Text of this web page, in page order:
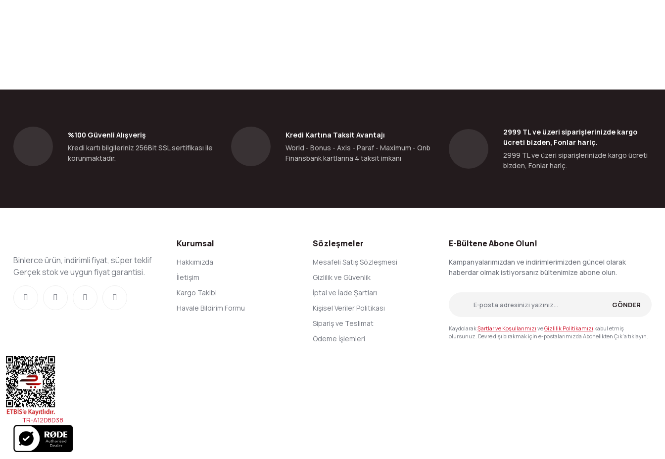
Ürün fiyatı diğer sitelerden daha pahalı.
Bu ürüne benzer farklı alternatifler olmalı.
%100 Güvenli Alışveriş
Kredi kartı bilgileriniz 256Bit SSL sertifikası ile
korunmaktadır.
Kredi Kartına Taksit Avantajı
World - Bonus - Axis - Paraf - Maximum - Qnb
Finansbank kartlarına 4 taksit imkanı
2999 TL ve üzeri siparişlerinizde kargo
ücreti bizden, Fonlar hariç.
2999 TL ve üzeri siparişlerinizde kargo ücreti
bizden, Fonlar hariç.
Binlerce ürün, indirimli fiyat, süper teklif
Gerçek stok ve uygun fiyat garantisi.
Kurumsal
Hakkımızda
İletişim
Kargo Takibi
Havale Bildirim Formu
Sözleşmeler
Mesafeli Satış Sözleşmesi
Gizlilik ve Güvenlik
İptal ve İade Şartları
Kişisel Veriler Politikası
Sipariş ve Teslimat
Ödeme İşlemleri
E-Bültene Abone Olun!
Kampanyalarımızdan ve indirimlerimizden güncel olarak
haberdar olmak istiyorsanız bültenimize abone olun.
GÖNDER
KaydolarakŞartlar ve Koşullarımızı veGizlilik Politikamızı kabul etmiş
olursunuz. Devre dışı bırakmak için e-postalarımızda Abonelikten Çık'a tıklayın.
TR-A12D8D38